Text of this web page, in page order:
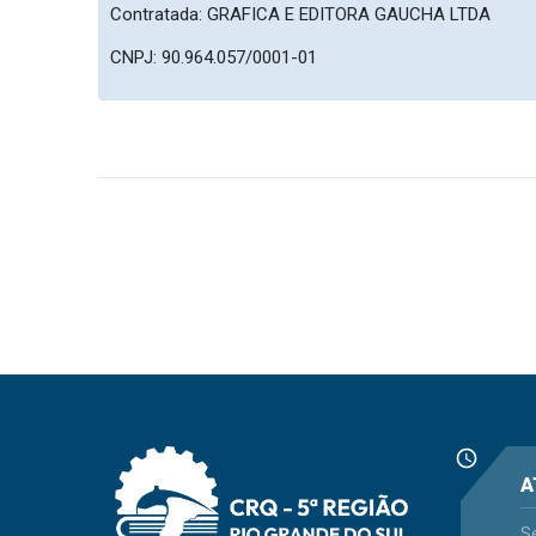
Contratada: GRAFICA E EDITORA GAUCHA LTDA
CNPJ: 90.964.057/0001-01
schedule